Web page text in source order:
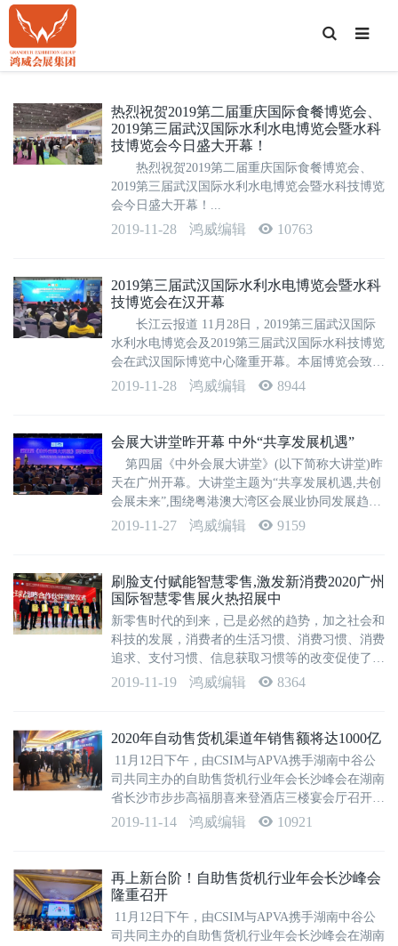
T
o
g
S
e
a
h
热烈祝贺2019第二届重庆国际食餐博览会、
2019第三届武汉国际水利水电博览会暨水科
技博览会今日盛大开幕！
热烈祝贺2019第二届重庆国际食餐博览会、
2019第三届武汉国际水利水电博览会暨水科技博览
会今日盛大开幕！...
2019-11-28 鸿威编辑 10763
2019第三届武汉国际水利水电博览会暨水科
技博览会在汉开幕
长江云报道 11月28日，2019第三届武汉国际
水利水电博览会及2019第三届武汉国际水科技博览
会在武汉国际博览中心隆重开幕。本届博览会致力
于促进我国水电建设发展、凝聚水利企业力量，全
2019-11-28 鸿威编辑 8944
会展大讲堂昨开幕 中外“共享发展机遇”
第四届《中外会展大讲堂》(以下简称大讲堂)昨
天在广州开幕。大讲堂主题为“共享发展机遇,共创
会展未来”,围绕粤港澳大湾区会展业协同发展趋
势、跨界产业融合、政策导向解读等专业话题,开
2019-11-27 鸿威编辑 9159
刷脸支付赋能智慧零售,激发新消费2020广州
国际智慧零售展火热招展中
新零售时代的到来，已是必然的趋势，加之社会和
科技的发展，消费者的生活习惯、消费习惯、消费
追求、支付习惯、信息获取习惯等的改变促使了新
零售的升级换代。在新零售产业不断发展之际，为
2019-11-19 鸿威编辑 8364
2020年自动售货机渠道年销售额将达1000亿
11月12日下午，由CSIM与APVA携手湖南中谷公
司共同主办的自助售货机行业年会长沙峰会在湖南
省长沙市步步高福朋喜来登酒店三楼宴会厅召开。
开幕式现场发布了《行业年度市场报告》，并举行
2019-11-14 鸿威编辑 10921
再上新台阶！自助售货机行业年会长沙峰会
隆重召开
11月12日下午，由CSIM与APVA携手湖南中谷公
司共同主办的自助售货机行业年会长沙峰会在湖南